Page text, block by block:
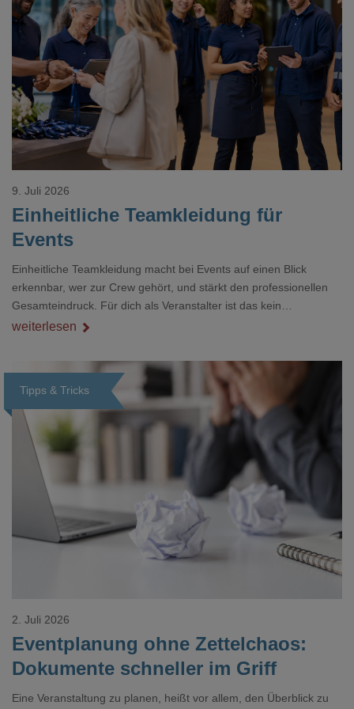
Loading...
Einheitliche Teamkleidung für
Events
9. Juli 2026
Einheitliche Teamkleidung macht bei Events auf einen Blick
erkennbar, wer zur Crew gehört, und stärkt den professionellen
Gesamteindruck. Für dich als Veranstalter ist das kein
Nebenthema: Bei Textilien mit Stickerei oder mehreren
weiterlesen
Tipps & Tricks
Loading...
Eventplanung ohne Zettelchaos:
Dokumente schneller im Griff
2. Juli 2026
Eine Veranstaltung zu planen, heißt vor allem, den Überblick zu